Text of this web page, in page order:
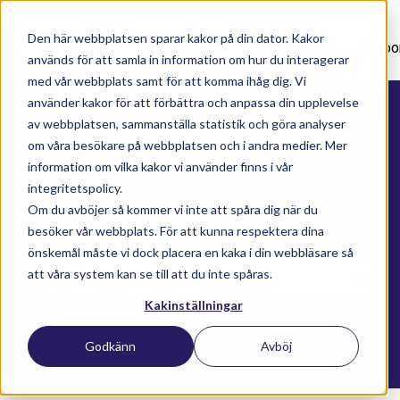
Den här webbplatsen sparar kakor på din dator. Kakor
används för att samla in information om hur du interagerar
med vår webbplats samt för att komma ihåg dig. Vi
använder kakor för att förbättra och anpassa din upplevelse
av webbplatsen, sammanställa statistik och göra analyser
om våra besökare på webbplatsen och i andra medier. Mer
information om vilka kakor vi använder finns i vår
integritetspolicy.
Om du avböjer så kommer vi inte att spåra dig när du
besöker vår webbplats. För att kunna respektera dina
önskemål måste vi dock placera en kaka i din webbläsare så
att våra system kan se till att du inte spåras.
Kakinställningar
Godkänn Avböj
Nyhetsartiklar Utbildningar Supportavtal
Här kan du söka bland alla
våra kunskapsartiklar
Det finns inga förslag eftersom sökfältet är